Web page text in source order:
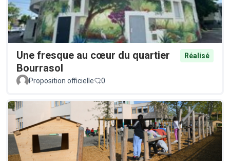
Une fresque au cœur du quartier
Bourrasol
Réalisé
Proposition officielle 0